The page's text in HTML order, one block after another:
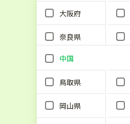
大阪府
奈良県
中国
鳥取県
岡山県